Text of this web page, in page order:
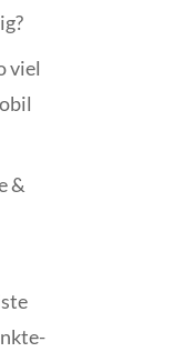
viel
&